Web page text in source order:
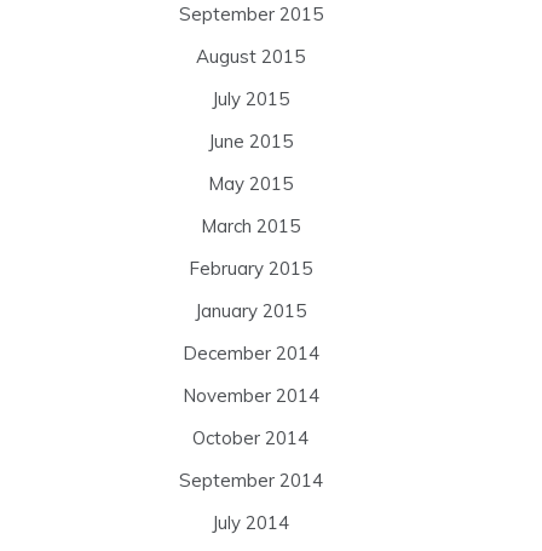
September 2015
August 2015
July 2015
June 2015
May 2015
March 2015
February 2015
January 2015
December 2014
November 2014
October 2014
September 2014
July 2014